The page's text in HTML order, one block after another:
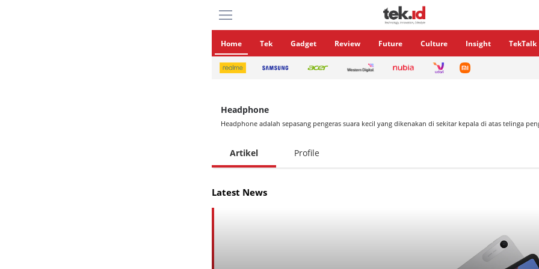
Home Tek Gadget Review Future Culture Insight TekTalk
Headphone
Headphone adalah sepasang pengeras suara kecil yang dikenakan di sekitar kepala di atas telinga
Artikel Profile
Latest News